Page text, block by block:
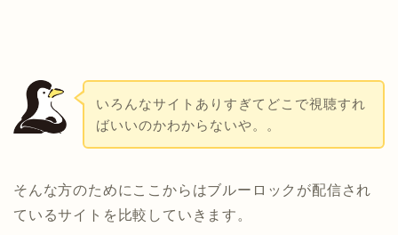
いろんなサイトありすぎてどこで視聴すれ
ばいいのかわからないや。。
そんな方のためにここからはブルーロックが配信され
ているサイトを比較していきます。